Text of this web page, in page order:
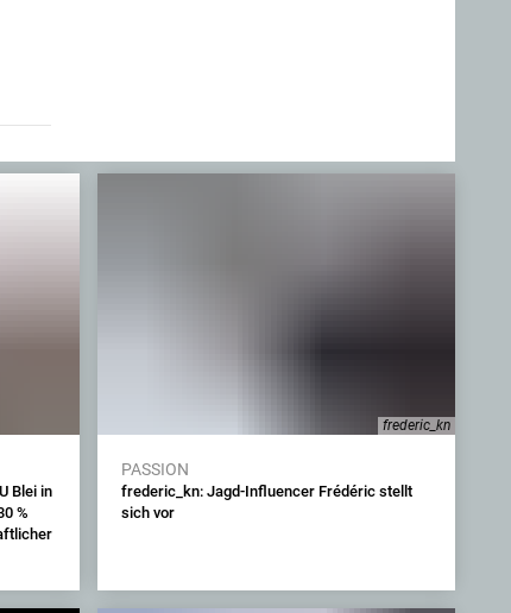
Blei in
%
frederic_kn
PASSION
frederic_kn: Jagd-Influencer Frédéric stellt
sich vor